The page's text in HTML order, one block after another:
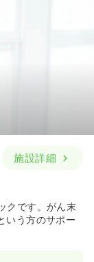
施設詳細
クです。がん末
いう方のサポー